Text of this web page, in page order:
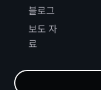
블로그
보도 자
료